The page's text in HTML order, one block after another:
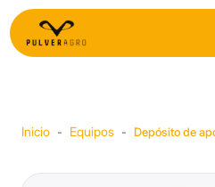
Inicio - Equipos - Depósito de